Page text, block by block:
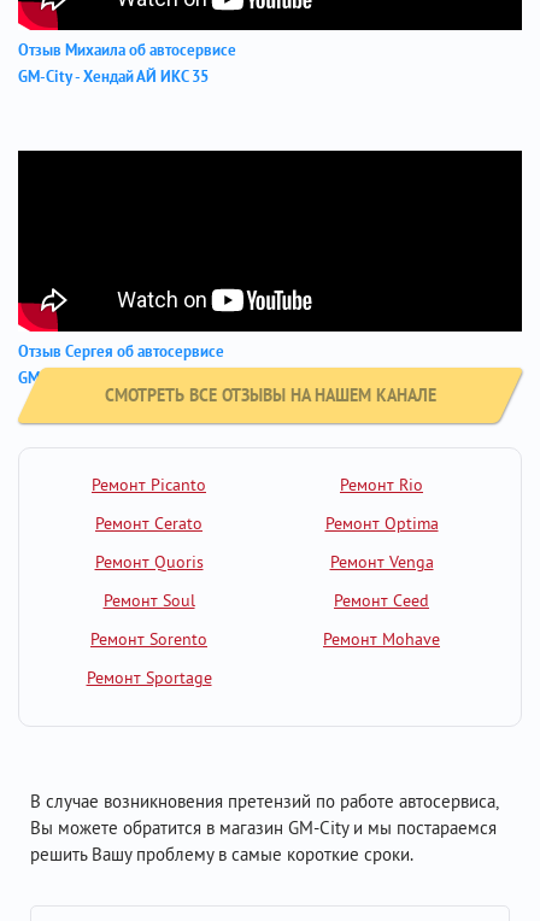
Отзыв Михаила об автосервисе
GM-City - Хендай АЙ ИКС 35
Отзыв Сергея об автосервисе
GM-City - Хендай Элантра
СМОТРЕТЬ ВСЕ ОТЗЫВЫ НА НАШЕМ КАНАЛЕ
Ремонт Picanto
Ремонт Rio
Ремонт Cerato
Ремонт Optima
Ремонт Quoris
Ремонт Venga
Ремонт Soul
Ремонт Ceed
Ремонт Sorento
Ремонт Mohave
Ремонт Sportage
В случае возникновения претензий по работе автосервиса,
Вы можете обратится в магазин GM-City и мы постараемся
решить Вашу проблему в самые короткие сроки.